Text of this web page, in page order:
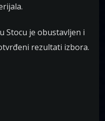
Stocu je obustavljen i
rezultati izbora.